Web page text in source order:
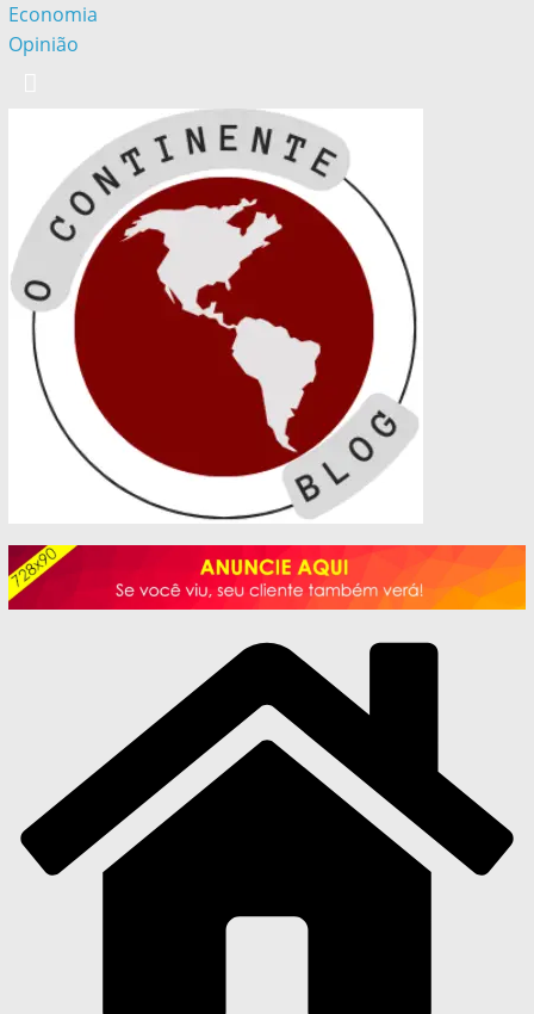
Economia
Opinião